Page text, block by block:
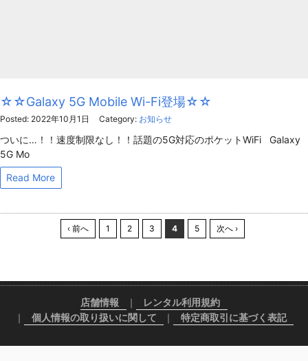
☆☆Galaxy 5G Mobile Wi-Fi登場☆☆
Posted: 2022年10月1日 Category: お知らせ
ついに…！！速度制限なし！！話題の5G対応のポケットWiFi Galaxy
5G Mo
Read More
‹ 前へ 1 2 3 4 5 次へ ›
店舗情報
レンタル利用規約
個人情報の取り扱いに関して
特定商取引に基づく表記